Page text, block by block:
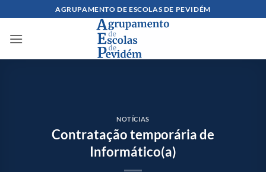
content
AGRUPAMENTO DE ESCOLAS DE PEVIDÉM
NOTÍCIAS
Contratação temporária de
Informático(a)